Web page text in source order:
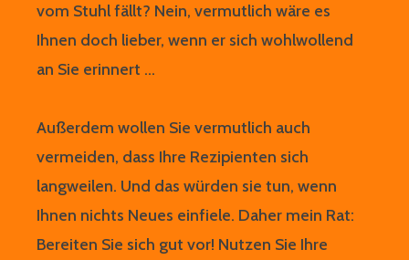
vom Stuhl fällt? Nein, vermutlich wäre es
Ihnen doch lieber, wenn er sich wohlwollend
an Sie erinnert …
Außerdem wollen Sie vermutlich auch
vermeiden, dass Ihre Rezipienten sich
langweilen. Und das würden sie tun, wenn
Ihnen nichts Neues einfiele. Daher mein Rat:
Bereiten Sie sich gut vor! Nutzen Sie Ihre